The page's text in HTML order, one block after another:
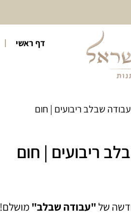
כל קטגוריית
ולתפילין דף ראשי
שבלב ריבועים | חום
ריבועים | חום
של"עבודה שבלב"מושלם!